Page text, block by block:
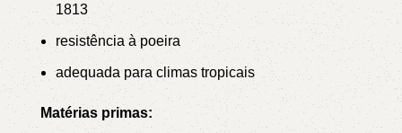
1813
resistência à poeira
adequada para climas tropicais
Matérias primas: